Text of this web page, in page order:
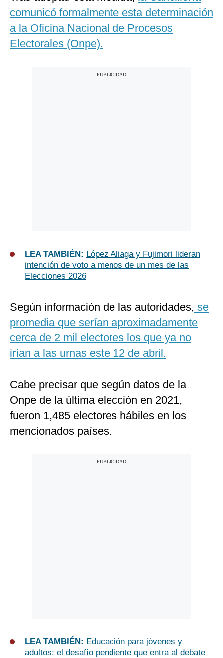
comunicó formalmente esta determinación
a la Oficina Nacional de Procesos
Electorales (Onpe).
LEA TAMBIÉN: López Aliaga y Fujimori lideran
intención de voto a menos de un mes de las
Elecciones 2026
Según información de las autoridades, se
promedia que serían aproximadamente
cerca de 2 mil electores los que ya no
irían a las urnas este 12 de abril.
Cabe precisar que según datos de la
Onpe de la última elección en 2021,
fueron 1,485 electores hábiles en los
mencionados países.
LEA TAMBIÉN: Educación para jóvenes y
adultos: el desafío pendiente que entra al debate